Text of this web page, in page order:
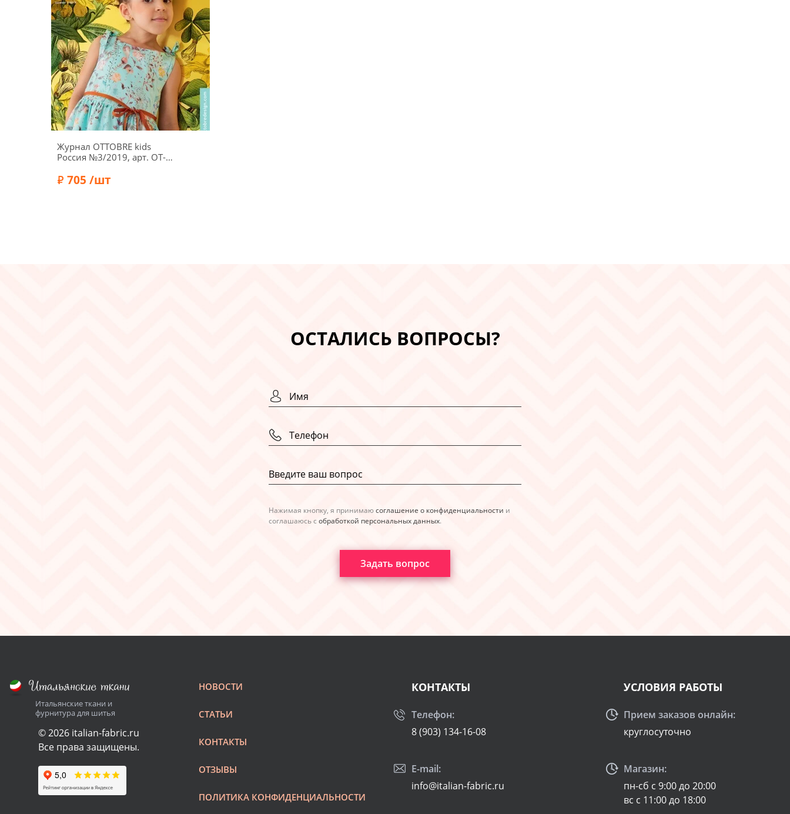
Журнал OTTOBRE kids
Россия №3/2019, арт. OT-
705 /шт
ОСТАЛИСЬ ВОПРОСЫ?
Нажимая кнопку, я принимаюсоглашение о конфиденциальности и
соглашаюсь с обработкой персональных данных.
Задать вопрос
Итальянские ткани и
фурнитура для шитья
© 2026 italian-fabric.ru
Все права защищены.
НОВОСТИ
СТАТЬИ
КОНТАКТЫ
ОТЗЫВЫ
ПОЛИТИКА КОНФИДЕНЦИАЛЬНОСТИ
КОНТАКТЫ
Телефон:
8 (903) 134-16-08
E-mail:
info@italian-fabric.ru
УСЛОВИЯ РАБОТЫ
Прием заказов онлайн:
круглосуточно
Магазин:
пн-сб с 9:00 до 20:00
вс с 11:00 до 18:00